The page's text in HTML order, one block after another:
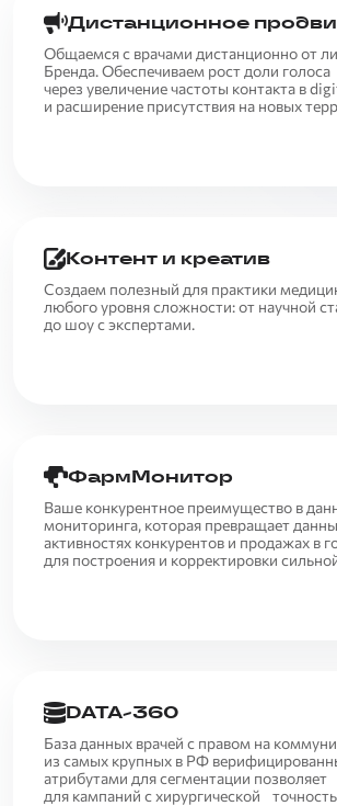
Дистанционное
Общаемся с врачами дистанционно от
Бренда. Обеспечиваем рост доли голоса
через увеличение частоты контакта в
и расширение присутствия на новых
Контент и креатив
Создаем полезный для практики
любого уровня сложности: от научной
до шоу с экспертами.
ФармМонитор
Ваше конкурентное преимущество в
мониторинга, которая превращает
активностях конкурентов и продажах в
для построения и корректировки
DATA-360
База данных врачей с правом на
из самых крупных в РФ
атрибутами для сегментации
для кампаний с хирургической